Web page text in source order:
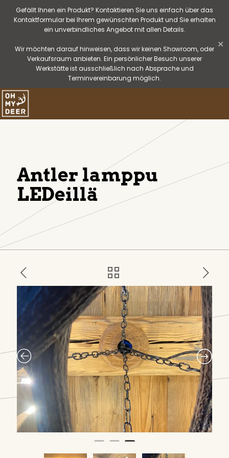
Gefällt Ihnen ein Produkt? Kontaktieren Sie uns einfach über das
Kontaktformular bei Ihrem gewünschten Produkt und Sie erhalten
ein unverbindliches Angebot mit allen Details.
Wir möchten darauf hinweisen, dass wir keinen Showroom, oder
Verkaufsraum anbieten. Ein persönlicher Besuch unserer
Werkstätte ist ausschließlich nach Absprache und
Terminvereinbarung möglich.
✕
Antler lamppu
LEDeillä